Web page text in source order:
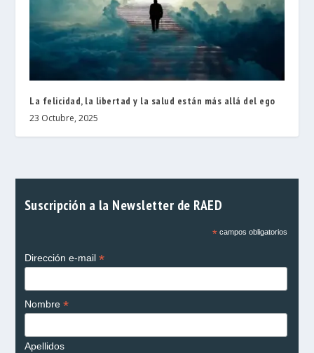
La felicidad, la libertad y la salud están más allá del ego
23 Octubre, 2025
Suscripción a la Newsletter de RAED
*campos obligatorios
Dirección e-mail *
Nombre *
Apellidos